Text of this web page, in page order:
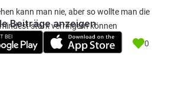
kann man nie, aber so wollte man die
stark verringern können
0
Beiträge anzeigen